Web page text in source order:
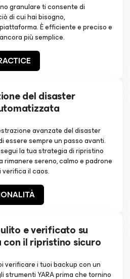
granulare ti consente di
di cui hai bisogno,
È efficiente e preciso e
più semplice.
del disaster
avanzate del disaster
essere sempre un passo avanti.
la tua strategia di ripristino
rimanere sereno, calmo e padrone
il caos.
e verificato su
il ripristino sicuro
verificare i tuoi backup con un
strumenti YARA prima che tornino